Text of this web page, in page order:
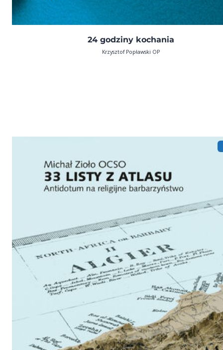
24 godziny kochania
Krzysztof Popławski OP